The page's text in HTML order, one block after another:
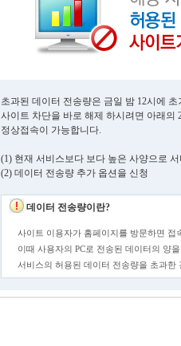
초과된 데이터 전송량은 금일 밤 12시에
사이트 차단을 바로 해제 하시려면 아래의
정상접속이 가능합니다.
(1) 현재 서비스보다 보다 높은 사양으로
(2) 데이터 전송량 추가 옵션을 신청
데이터 전송량이란?
사이트 이용자가 홈페이지를 방문하면 접
이때 사용자의 PC로 전송된 데이터의 양
서비스의 허용된 데이터 전송량을 초과